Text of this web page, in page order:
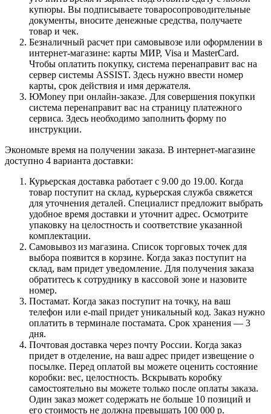
купюры. Вы подписываете товаросопроводительные
документы, вносите денежные средства, получаете
товар и чек.
Безналичный расчет при самовывозе или оформлении в
интернет-магазине: карты МИР, Visa и MasterCard.
Чтобы оплатить покупку, система перенаправит вас на
сервер системы ASSIST. Здесь нужно ввести номер
карты, срок действия и имя держателя.
ЮMoney при онлайн-заказе. Для совершения покупки
система перенаправит вас на страницу платежного
сервиса. Здесь необходимо заполнить форму по
инструкции.
Экономьте время на получении заказа. В интернет-магазине
доступно 4 варианта доставки:
Курьерская доставка работает с 9.00 до 19.00. Когда
товар поступит на склад, курьерская служба свяжется
для уточнения деталей. Специалист предложит выбрать
удобное время доставки и уточнит адрес. Осмотрите
упаковку на целостность и соответствие указанной
комплектации.
Самовывоз из магазина. Список торговых точек для
выбора появится в корзине. Когда заказ поступит на
склад, вам придет уведомление. Для получения заказа
обратитесь к сотруднику в кассовой зоне и назовите
номер.
Постамат. Когда заказ поступит на точку, на ваш
телефон или e-mail придет уникальный код. Заказ нужно
оплатить в терминале постамата. Срок хранения — 3
дня.
Почтовая доставка через почту России. Когда заказ
придет в отделение, на ваш адрес придет извещение о
посылке. Перед оплатой вы можете оценить состояние
коробки: вес, целостность. Вскрывать коробку
самостоятельно вы можете только после оплаты заказа.
Один заказ может содержать не больше 10 позиций и
его стоимость не должна превышать 100 000 р.